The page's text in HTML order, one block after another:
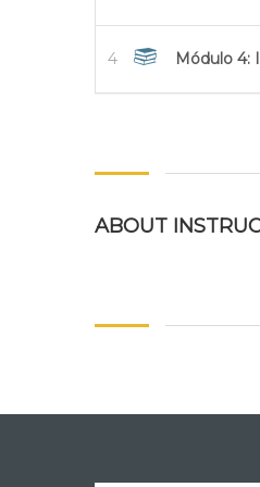
4 Módulo 4:
ABOUT